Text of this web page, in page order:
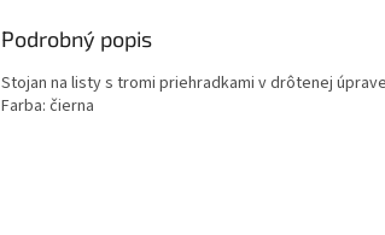
Podrobný popis
Stojan na listy s tromi priehradkami v drôtenej
Farba: čierna